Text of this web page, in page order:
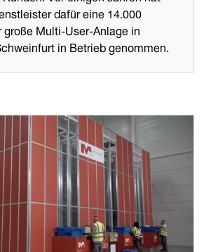
dafür eine 14.000
Multi-User-Anlage in
in Betrieb genommen.